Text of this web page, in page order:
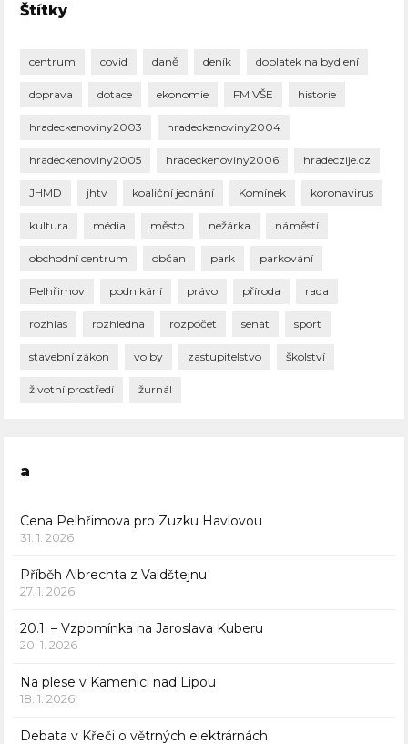
Štítky
centrum covid daně deník doplatek na bydlení
doprava dotace ekonomie FM VŠE historie
hradeckenoviny2003 hradeckenoviny2004
hradeckenoviny2005 hradeckenoviny2006 hradeczije.cz
JHMD jhtv koaliční jednání Komínek koronavirus
kultura média město nežárka náměstí
obchodní centrum občan park parkování
Pelhřimov podnikání právo příroda rada
rozhlas rozhledna rozpočet senát sport
stavební zákon volby zastupitelstvo školství
životní prostředí žurnál
a
Cena Pelhřimova pro Zuzku Havlovou
31. 1. 2026
Příběh Albrechta z Valdštejnu
27. 1. 2026
20.1. – Vzpomínka na Jaroslava Kuberu
20. 1. 2026
Na plese v Kamenici nad Lipou
18. 1. 2026
Debata v Křeči o větrných elektrárnách